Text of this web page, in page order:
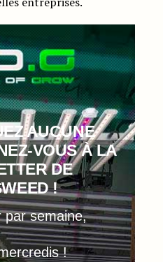
AUCUNE
VOUS À LA
DE
!
par semaine,
!